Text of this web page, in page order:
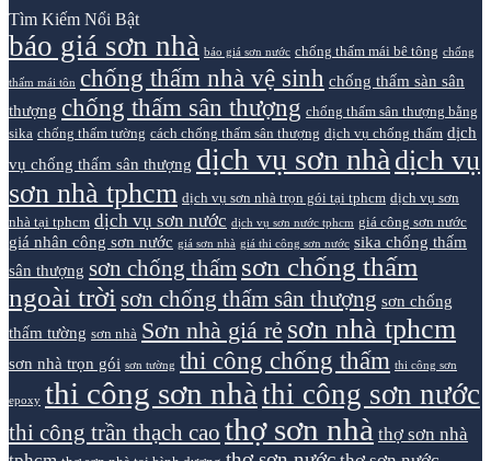
Tìm Kiếm Nổi Bật
báo giá sơn nhà báo giá sơn nước chống thấm mái bê tông chống
thấm mái tôn chống thấm nhà vệ sinh chống thấm sàn sân
thượng chống thấm sân thượng chống thấm sân thượng bằng
sika chống thấm tường cách chống thấm sân thượng dịch vụ chống thấm dịch
vụ chống thấm sân thượng dịch vụ sơn nhà dịch vụ
sơn nhà tphcm dịch vụ sơn nhà trọn gói tại tphcm dịch vụ sơn
nhà tại tphcm dịch vụ sơn nước dịch vụ sơn nước tphcm giá công sơn nước
giá nhân công sơn nước giá sơn nhà giá thi công sơn nước sika chống thấm
sân thượng sơn chống thấm sơn chống thấm
ngoài trời sơn chống thấm sân thượng sơn chống
thấm tường sơn nhà Sơn nhà giá rẻ sơn nhà tphcm
sơn nhà trọn gói sơn tường thi công chống thấm thi công sơn
epoxy thi công sơn nhà thi công sơn nước
thi công trần thạch cao thợ sơn nhà thợ sơn nhà